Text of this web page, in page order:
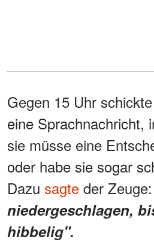
Gegen 15 Uhr
eine Sprachnachricht,
sie müsse eine
oder habe sie sogar
Dazu sagte der Zeuge:
niedergeschlagen,
hibbelig".